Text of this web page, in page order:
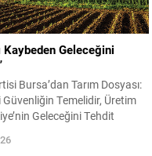
Kaybeden Geleceğini
Bursa’dan Tarım Dosyası:
Güvenliğin Temelidir, Üretim
Geleceğini Tehdit
Partisi Bursa İl Başkan
Nebi Yurtsever, Sosyal İşler